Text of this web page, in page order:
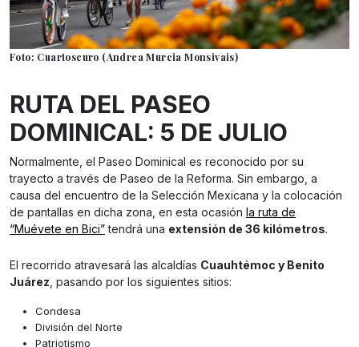
Foto: Cuartoscuro (Andrea Murcia Monsivais)
RUTA DEL PASEO
DOMINICAL: 5 DE JULIO
Normalmente, el Paseo Dominical es reconocido por su
trayecto a través de Paseo de la Reforma. Sin embargo, a
causa del encuentro de la Selección Mexicana y la colocación
de pantallas en dicha zona, en esta ocasión la ruta de
“Muévete en Bici”tendrá una extensión de 36 kilómetros.
El recorrido atravesará las alcaldías Cuauhtémoc y Benito
Juárez , pasando por los siguientes sitios:
Condesa
División del Norte
Patriotismo